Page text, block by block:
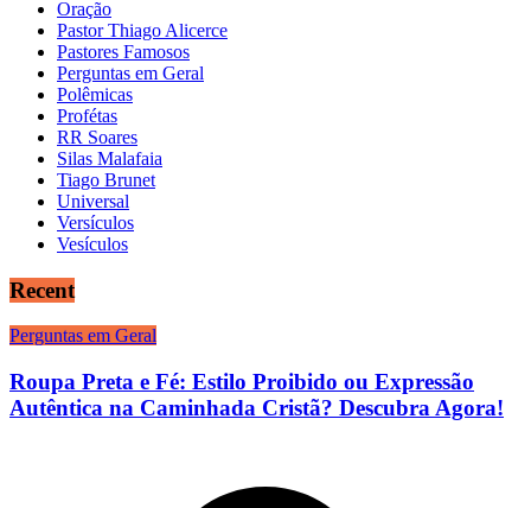
Oração
Pastor Thiago Alicerce
Pastores Famosos
Perguntas em Geral
Polêmicas
Profétas
RR Soares
Silas Malafaia
Tiago Brunet
Universal
Versículos
Vesículos
Recent
Perguntas em Geral
Roupa Preta e Fé: Estilo Proibido ou Expressão
Autêntica na Caminhada Cristã? Descubra Agora!